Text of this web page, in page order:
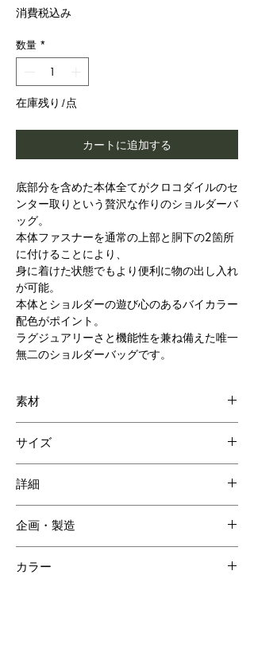
消費税込み
数量 *
在庫残り1点
カートに追加する
底部分を含めた本体全てがクロコダイルのセ
ンター取りという贅沢な作りのショルダーバ
ッグ。
本体ファスナーを通常の上部と胴下の2箇所
に付けることにより、
身に着けた状態でもより便利に物の出し入れ
が可能。
本体とショルダーの遊び心のあるバイカラー
配色がポイント。
ラグジュアリーさと機能性を兼ね備えた唯一
無二のショルダーバッグです。
素材
ファインスエード
サイズ
高さ: 17.5cm
幅: 35cm
詳細
企画・製造
カラー